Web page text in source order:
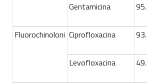
Gentamicina
Fluorochinoloni Ciprofloxacina
Levofloxacina